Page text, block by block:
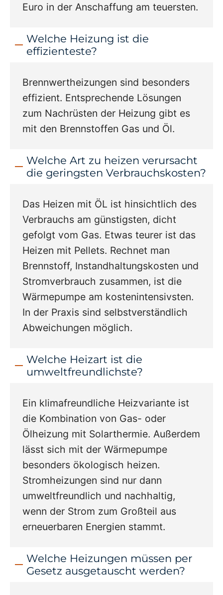
Euro in der Anschaffung am teuersten.
Welche Heizung ist die
effizienteste?
Brennwertheizungen sind besonders
effizient. Entsprechende Lösungen
zum Nachrüsten der Heizung gibt es
mit den Brennstoffen Gas und Öl.
Welche Art zu heizen verursacht
die geringsten Verbrauchskosten?
Das Heizen mit ÖL ist hinsichtlich des
Verbrauchs am günstigsten, dicht
gefolgt vom Gas. Etwas teurer ist das
Heizen mit Pellets. Rechnet man
Brennstoff, Instandhaltungskosten und
Stromverbrauch zusammen, ist die
Wärmepumpe am kostenintensivsten.
In der Praxis sind selbstverständlich
Abweichungen möglich.
Welche Heizart ist die
umweltfreundlichste?
Ein klimafreundliche Heizvariante ist
die Kombination von Gas- oder
Ölheizung mit Solarthermie. Außerdem
lässt sich mit der Wärmepumpe
besonders ökologisch heizen.
Stromheizungen sind nur dann
umweltfreundlich und nachhaltig,
wenn der Strom zum Großteil aus
erneuerbaren Energien stammt.
Welche Heizungen müssen per
Gesetz ausgetauscht werden?